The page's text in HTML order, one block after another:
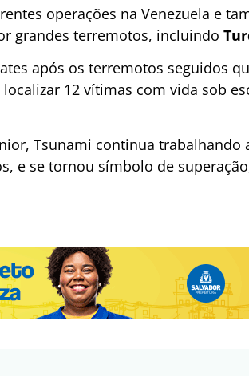
operações na Venezuela e
grandes terremotos, incluindo
após os terremotos seguidos
12 vítimas com vida sob
Tsunami continua trabalhando
e se tornou símbolo de